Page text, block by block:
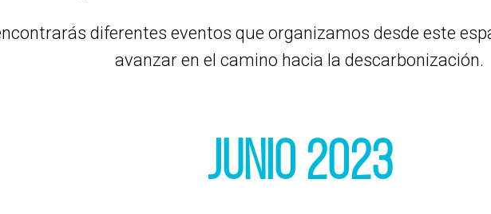
diferentes eventos que organizamos desde este
avanzar en el camino hacia la descarbonización.
Junio 2023